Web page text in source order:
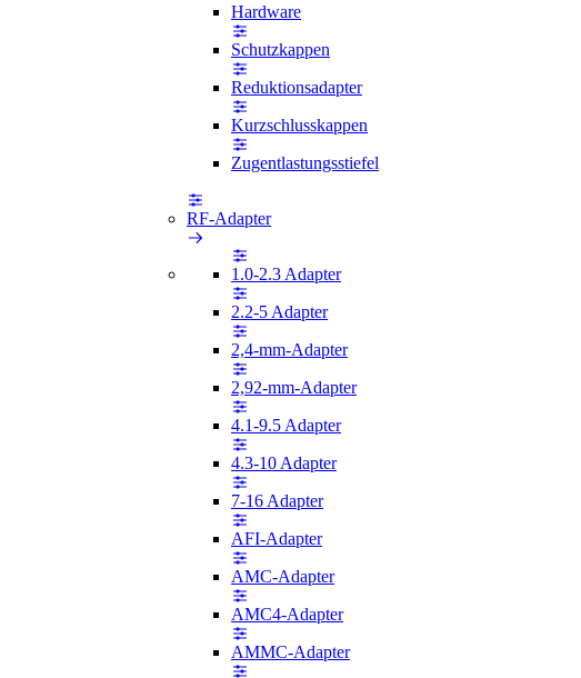
Hardware
Schutzkappen
Reduktionsadapter
Kurzschlusskappen
Zugentlastungsstiefel
RF-Adapter
1.0-2.3 Adapter
2.2-5 Adapter
2,4-mm-Adapter
2,92-mm-Adapter
4.1-9.5 Adapter
4.3-10 Adapter
7-16 Adapter
AFI-Adapter
AMC-Adapter
AMC4-Adapter
AMMC-Adapter